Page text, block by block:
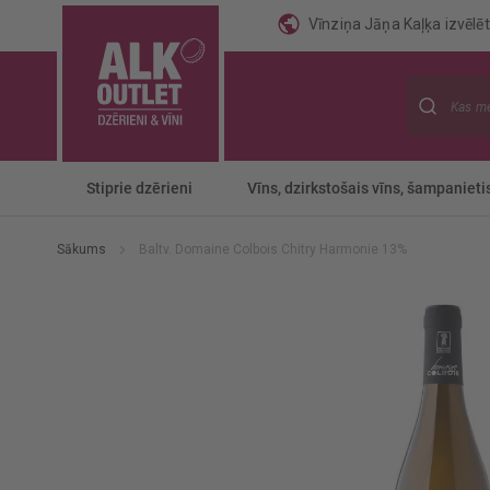
Vīnziņa Jāņa Kaļķa
Stiprie dzērieni Vīns, dzirkstošais vīns,
Sākums Baltv. Domaine Colbois Chitry Harmonie 13%